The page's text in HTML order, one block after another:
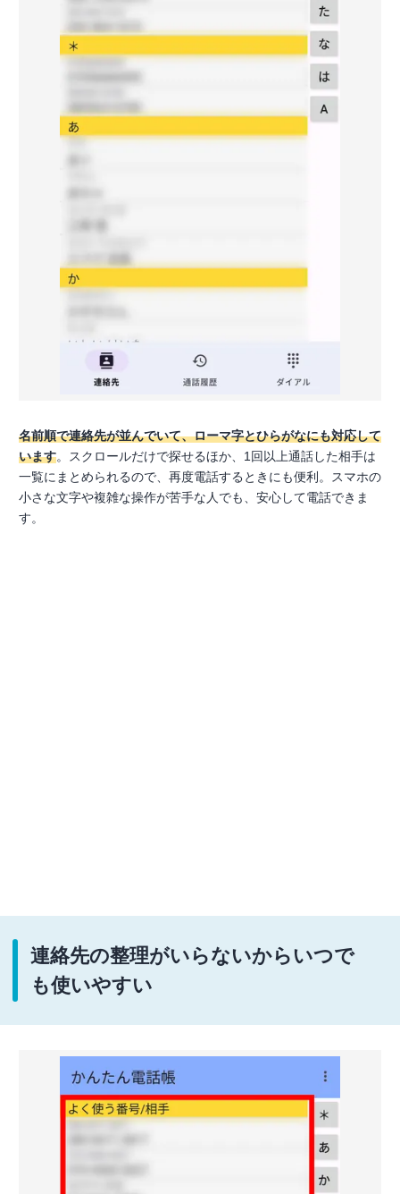
名前順で連絡先が並んでいて、ローマ字とひらがなにも対応して
います。スクロールだけで探せるほか、1回以上通話した相手は
一覧にまとめられるので、再度電話するときにも便利。スマホの
小さな文字や複雑な操作が苦手な人でも、安心して電話できま
す。
連絡先の整理がいらないからいつで
も使いやすい